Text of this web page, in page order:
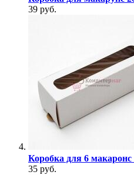
39 руб.
Коробка для 6 макаронс
35 руб.